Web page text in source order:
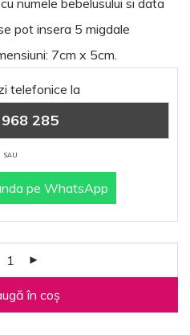
pot insera 5 migdale
7cm x 5cm.
telefonice la
285
SAU
pe WhatsApp
în coș